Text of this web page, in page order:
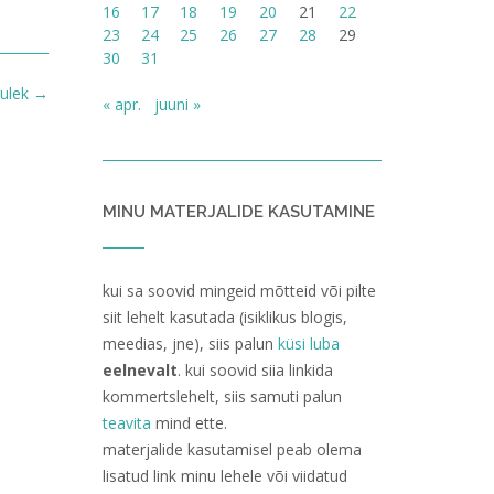
→
16
17 18 19 20 21
22
23
24 25 26 27 28
29
30
31
« apr. juuni »
MINU MATERJALIDE KASUTAMINE
kui sa soovid mingeid mõtteid või pilte
siit lehelt kasutada (isiklikus blogis,
meedias, jne), siis palun küsi luba
eelnevalt. kui soovid siia linkida
kommertslehelt, siis samuti palun
teavita mind ette.
materjalide kasutamisel peab olema
lisatud link minu lehele või viidatud